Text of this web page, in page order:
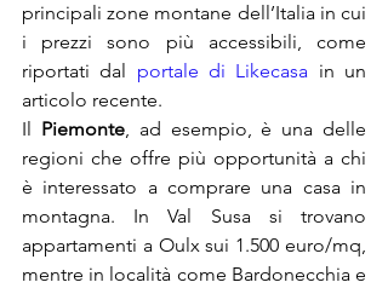
principali zone montane dell’Italia in cui
i prezzi sono più accessibili, come
riportati dal portale di Likecasa in un
articolo recente.
Il Piemonte, ad esempio, è una delle
regioni che offre più opportunità a chi
è interessato a comprare una casa in
montagna. In Val Susa si trovano
appartamenti a Oulx sui 1.500 euro/mq,
mentre in località come Bardonecchia e